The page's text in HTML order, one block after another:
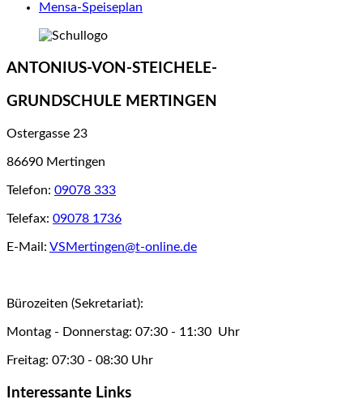
Mensa-Speiseplan
ANTONIUS-VON-STEICHELE-
GRUNDSCHULE MERTINGEN
Ostergasse 23
86690 Mertingen
Telefon: 09078 333
Telefax: 09078 1736
E-Mail: VSMertingen@t-online.de
Bürozeiten (Sekretariat):
Montag - Donnerstag: 07:30 - 11:30 Uhr
Freitag: 07:30 - 08:30 Uhr
Interessante Links